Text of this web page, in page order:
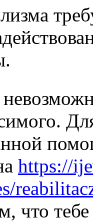
https://
что